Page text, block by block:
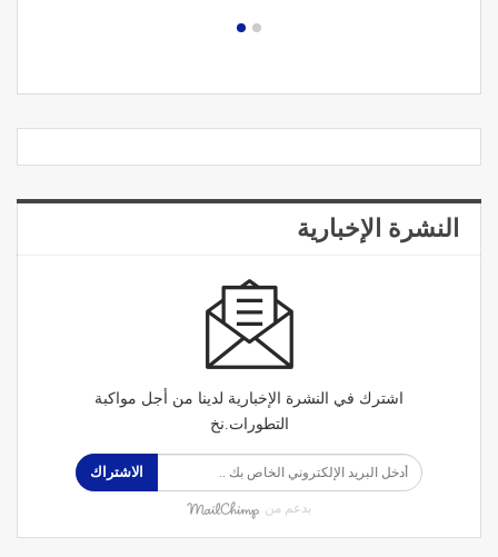
النشرة الإخبارية
اشترك في النشرة الإخبارية لدينا من أجل مواكبة
التطورات.نخ
الاشتراك
بدعم من